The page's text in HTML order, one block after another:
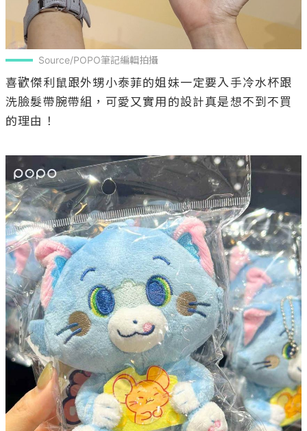
Source/POPO筆記編輯拍攝
喜歡傑利鼠跟外甥小泰菲的姐妹一定要入手冷水杯跟
洗臉髮帶腕帶組，可愛又實用的設計真是想不到不買
的理由！